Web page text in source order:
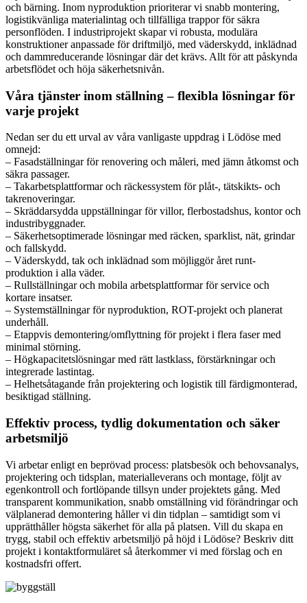
och bärning. Inom nyproduktion prioriterar vi snabb montering,
logistikvänliga materialintag och tillfälliga trappor för säkra
personflöden. I industriprojekt skapar vi robusta, modulära
konstruktioner anpassade för driftmiljö, med väderskydd, inklädnad
och dammreducerande lösningar där det krävs. Allt för att påskynda
arbetsflödet och höja säkerhetsnivån.
Våra tjänster inom ställning – flexibla lösningar för
varje projekt
Nedan ser du ett urval av våra vanligaste uppdrag i Lödöse med
omnejd:
– Fasadställningar för renovering och måleri, med jämn åtkomst och
säkra passager.
– Takarbetsplattformar och räckessystem för plåt-, tätskikts- och
takrenoveringar.
– Skräddarsydda uppställningar för villor, flerbostadshus, kontor och
industribyggnader.
– Säkerhetsoptimerade lösningar med räcken, sparklist, nät, grindar
och fallskydd.
– Väderskydd, tak och inklädnad som möjliggör året runt-
produktion i alla väder.
– Rullställningar och mobila arbetsplattformar för service och
kortare insatser.
– Systemställningar för nyproduktion, ROT-projekt och planerat
underhåll.
– Etappvis demontering/omflyttning för projekt i flera faser med
minimal störning.
– Högkapacitetslösningar med rätt lastklass, förstärkningar och
integrerade lastintag.
– Helhetsåtagande från projektering och logistik till färdigmonterad,
besiktigad ställning.
Effektiv process, tydlig dokumentation och säker
arbetsmiljö
Vi arbetar enligt en beprövad process: platsbesök och behovsanalys,
projektering och tidsplan, materialleverans och montage, följt av
egenkontroll och fortlöpande tillsyn under projektets gång. Med
transparent kommunikation, snabb omställning vid förändringar och
välplanerad demontering håller vi din tidplan – samtidigt som vi
upprätthåller högsta säkerhet för alla på platsen. Vill du skapa en
trygg, stabil och effektiv arbetsmiljö på höjd i Lödöse? Beskriv ditt
projekt i kontaktformuläret så återkommer vi med förslag och en
kostnadsfri offert.